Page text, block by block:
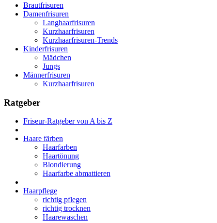
Brautfrisuren
Damenfrisuren
Langhaarfrisuren
Kurzhaarfrisuren
Kurzhaarfrisuren-Trends
Kinderfrisuren
Mädchen
Jungs
Männerfrisuren
Kurzhaarfrisuren
Ratgeber
Friseur-Ratgeber von A bis Z
Haare färben
Haarfarben
Haartönung
Blondierung
Haarfarbe abmattieren
Haarpflege
richtig pflegen
richtig trocknen
Haarewaschen